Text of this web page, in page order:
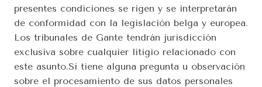
presentes condiciones se rigen y se interpretarán
de conformidad con la legislación belga y europea.
Los tribunales de Gante tendrán jurisdicción
exclusiva sobre cualquier litigio relacionado con
este asunto.Si tiene alguna pregunta u observación
sobre el procesamiento de sus datos personales